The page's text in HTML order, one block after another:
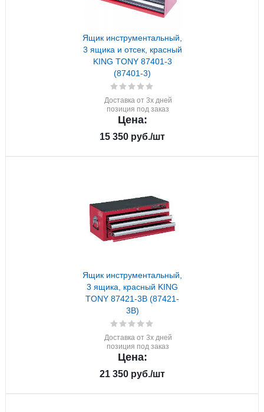
Ящик инструментальный,
3 ящика и отсек, красный
KING TONY 87401-3
(87401-3)
Доставка от 3х дней
позиция под заказ
Цена:
15 350 руб./шт
Ящик инструментальный,
3 ящика, красный KING
TONY 87421-3B (87421-
3B)
Доставка от 3х дней
позиция под заказ
Цена:
21 350 руб./шт